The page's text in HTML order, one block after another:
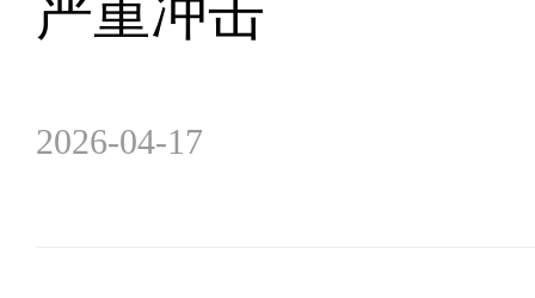
严重冲击
2026-04-17